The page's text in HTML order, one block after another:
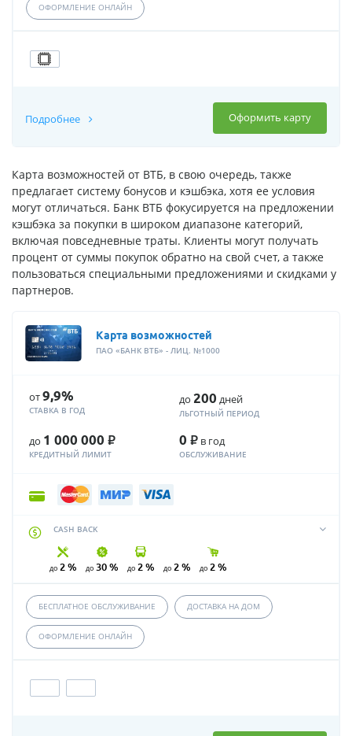
ОФОРМЛЕНИЕ ОНЛАЙН
Оформить карту
Подробнее
Карта возможностей от ВТБ, в свою очередь, также
предлагает систему бонусов и кэшбэка, хотя ее условия
могут отличаться. Банк ВТБ фокусируется на предложении
кэшбэка за покупки в широком диапазоне категорий,
включая повседневные траты. Клиенты могут получать
процент от суммы покупок обратно на свой счет, а также
пользоваться специальными предложениями и скидками у
партнеров.
Карта возможностей
ПАО «БАНК ВТБ» - ЛИЦ. №1000
от9,9%
СТАВКА В ГОД
до 200 дней
ЛЬГОТНЫЙ ПЕРИОД
до 1 000 000 Р
КРЕДИТНЫЙ ЛИМИТ
0 Р в год
ОБСЛУЖИВАНИЕ
CASH BACK
до 2 % до 30 % до 2 % до 2 % до 2 %
БЕСПЛАТНОЕ ОБСЛУЖИВАНИЕ ДОСТАВКА НА ДОМ
ОФОРМЛЕНИЕ ОНЛАЙН